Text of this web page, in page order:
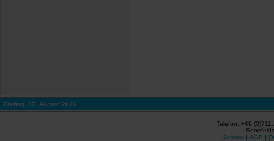
Freitag, 07. August 2026
Telefon: +49
Kontakt | AGB |